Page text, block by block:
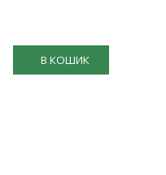
В КОШИК